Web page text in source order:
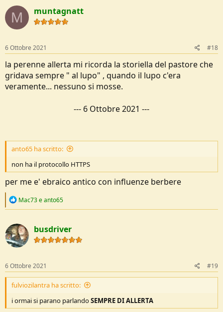
c
t
i
o
s
:
M muntagnatt
6 Ottobre 2021 #18
la perenne allerta mi ricorda la storiella del pastore che
gridava sempre " al lupo" , quando il lupo c'era
veramente... nessuno si mosse.
--- 6 Ottobre 2021 ---
anto65 ha scritto:
non ha il protocollo HTTPS
per me e' ebraico antico con influenze berbere
R
c
t
i
o
s
:
Mac73eanto65
busdriver
6 Ottobre 2021 #19
fulviozilantra ha scritto:
i ormai si parano parlandoSEMPRE DI ALLERTA